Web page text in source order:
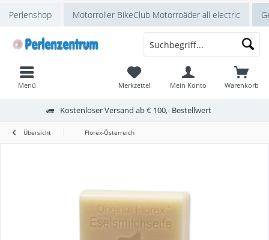
Perlenshop Motorroller BikeClub Motorroäder all electric
Kostenloser Versand ab € 100,- Bestellwert
Warenkorb
Merkzettel Mein Konto
Menü
Übersicht Florex-Österreich